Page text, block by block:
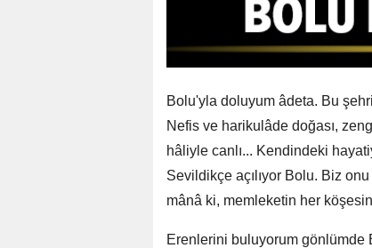
Bolu'yla doluyum âdeta. Bu
Nefis ve harikulâde doğası,
hâliyle canlı... Kendindeki
Sevildikçe açılıyor Bolu. Biz
mânâ ki, memleketin her
Erenlerini buluyorum gönlümde